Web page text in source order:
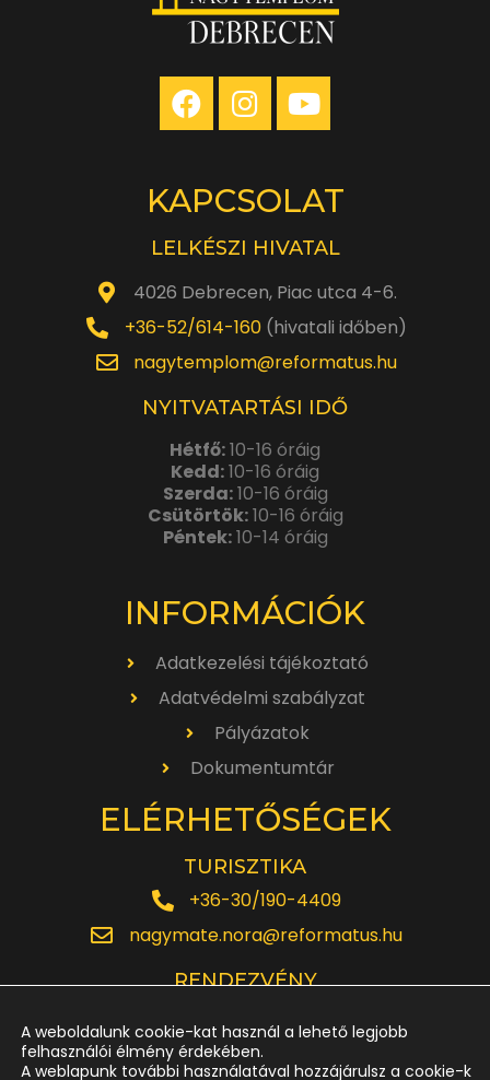
KAPCSOLAT
LELKÉSZI HIVATAL
4026 Debrecen, Piac utca 4-6.
+36-52/614-160(hivatali időben)
nagytemplom@reformatus.hu
NYITVATARTÁSI IDŐ
Hétfő:10-16 óráig
Kedd:10-16 óráig
Szerda:10-16 óráig
Csütörtök:10-16 óráig
Péntek:10-14 óráig
INFORMÁCIÓK
Adatkezelési tájékoztató
Adatvédelmi szabályzat
Pályázatok
Dokumentumtár
ELÉRHETŐSÉGEK
TURISZTIKA
+36-30/190-4409
nagymate.nora@reformatus.hu
RENDEZVÉNY
rendezveny.nagytemplom@reformatus.hu
A weboldalunk cookie-kat használ a lehető legjobb
felhasználói élmény érdekében.
A weblapunk további használatával hozzájárulsz a cookie-k